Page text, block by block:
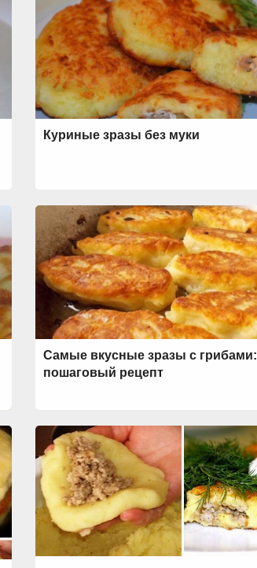
Куриные зразы без муки
Самые вкусные зразы с грибами:
пошаговый рецепт